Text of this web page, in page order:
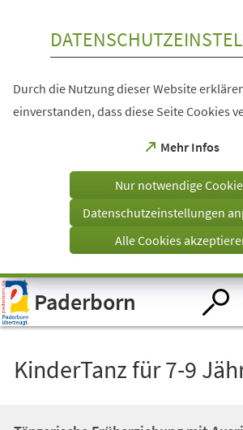
Visuelle
Assistenzsoftware
öffnen.
Durch die Nutzung dieser Website
einverstanden, dass diese Seite Cookies
Mehr Infos
(Öffnet
einem
Tab)
Nur notwendige
Datenschutzeinstellungen
Alle Cookies
Paderborn
KinderTanz für 7-9